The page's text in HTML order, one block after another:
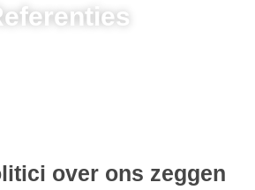
over ons zeggen